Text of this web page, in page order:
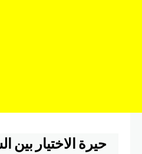
حيرة الاختيار بين